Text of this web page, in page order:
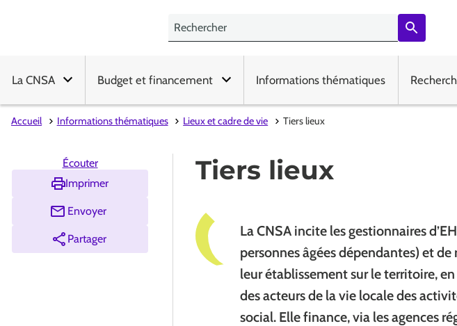
La CNSA Budget et financement Informations thématiques
Accueil Informations thématiques Lieux et cadre de vie Tiers lieux
Tiers lieux
Écouter
Imprimer
Envoyer
Partager
La CNSA incite les gestionnaires
personnes âgées dépendantes) et
leur établissement sur le territoire,
des acteurs de la vie locale des
social. Elle finance, via les agences